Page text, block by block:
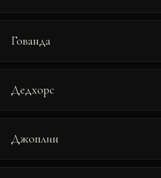
Гованда
Дедхорс
Джоплин